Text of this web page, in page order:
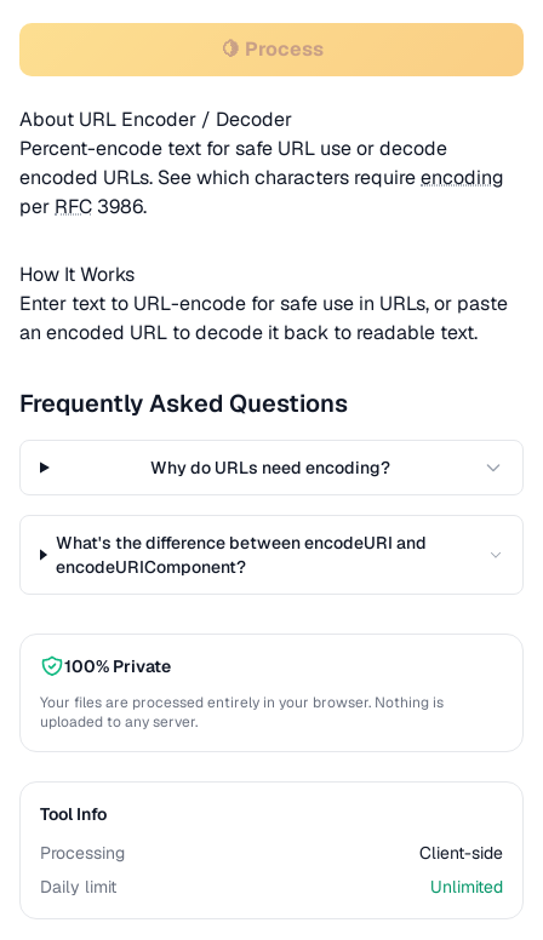
🍋 Process
About URL Encoder / Decoder
Percent-encode text for safe URL use or decode
encoded URLs. See which characters requireencoding
per RFC 3986.
How It Works
Enter text to URL-encode for safe use in URLs, or paste
an encoded URL to decode it back to readable text.
Frequently Asked Questions
Why do URLs need encoding?
What's the difference between encodeURI and
encodeURIComponent?
100% Private
Your files are processed entirely in your browser. Nothing is
uploaded to any server.
Tool Info
Processing
Client-side
Daily limit
Unlimited